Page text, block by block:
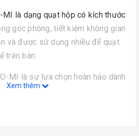
là dạng quạt hộp có kích thước
góc phòng, tiết kiệm không gian
và được sử dụng nhiều để quạt
trên bàn.
MI là sự lựa chọn hoàn hảo dành
20 x 9 x 24.5cm, quạt không
Xem thêm